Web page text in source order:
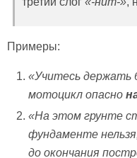
Примеры:
«Учитесь держать
мотоцикл опасно
«На этом грунте
фундаменте
до окончания